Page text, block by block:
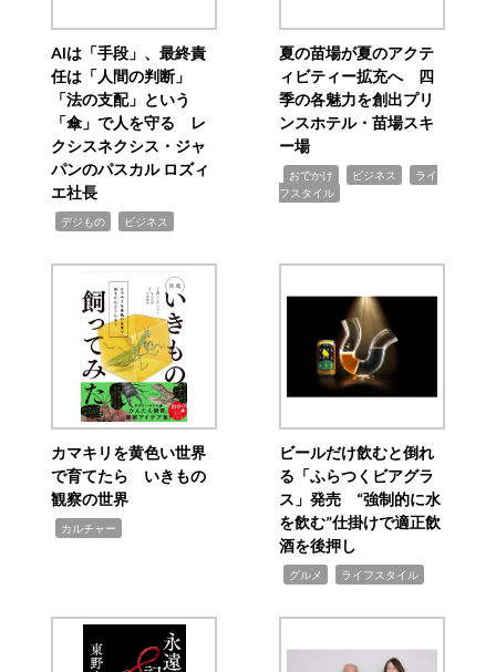
AIは「手段」、最終責
任は「人間の判断」
「法の支配」という
「傘」で人を守る レ
クシスネクシス・ジャ
パンのパスカル ロズィ
エ社長
デジもの ビジネス
夏の苗場が夏のアクテ
ィビティー拡充へ 四
季の各魅力を創出プリ
ンスホテル・苗場スキ
ー場
おでかけ ビジネス
ライ
フスタイル
カマキリを黄色い世界
で育てたら いきもの
観察の世界
カルチャー
ビールだけ飲むと倒れ
る「ふらつくビアグラ
ス」発売 “強制的に水
を飲む”仕掛けで適正飲
酒を後押し
グルメ ライフスタイル